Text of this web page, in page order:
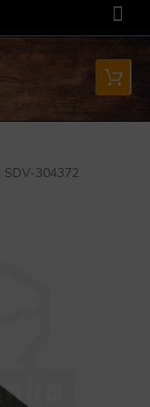
Nákupní
košík
SDV-304372